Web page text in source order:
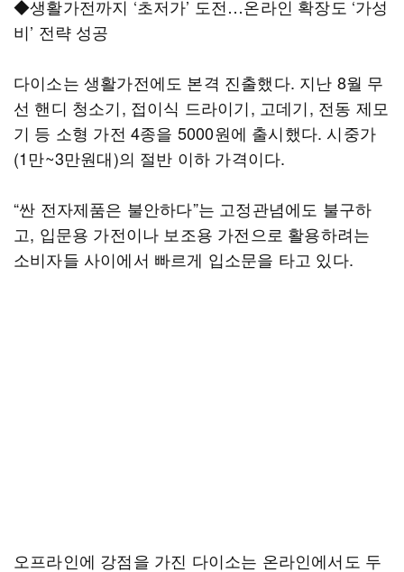
◆생활가전까지 ‘초저가’ 도전…온라인 확장도 ‘가성
비’ 전략 성공
다이소는 생활가전에도 본격 진출했다. 지난 8월 무
선 핸디 청소기, 접이식 드라이기, 고데기, 전동 제모
기 등 소형 가전 4종을 5000원에 출시했다. 시중가
(1만~3만원대)의 절반 이하 가격이다.
“싼 전자제품은 불안하다”는 고정관념에도 불구하
고, 입문용 가전이나 보조용 가전으로 활용하려는
소비자들 사이에서 빠르게 입소문을 타고 있다.
오프라인에 강점을 가진 다이소는 온라인에서도 두